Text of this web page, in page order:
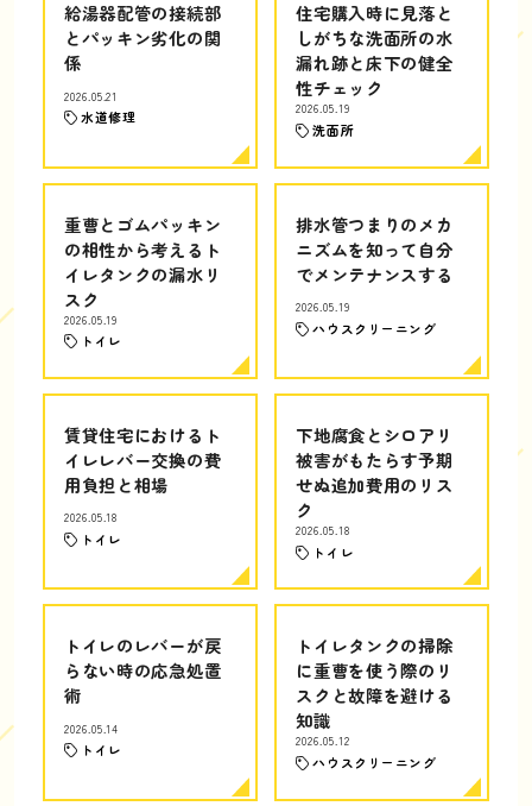
給湯器配管の接続部
とパッキン劣化の関
係
2026.05.21
水道修理
住宅購入時に見落と
しがちな洗面所の水
漏れ跡と床下の健全
性チェック
2026.05.19
洗面所
重曹とゴムパッキン
の相性から考えるト
イレタンクの漏水リ
スク
2026.05.19
トイレ
排水管つまりのメカ
ニズムを知って自分
でメンテナンスする
2026.05.19
ハウスクリーニング
賃貸住宅におけるト
イレレバー交換の費
用負担と相場
2026.05.18
トイレ
下地腐食とシロアリ
被害がもたらす予期
せぬ追加費用のリス
ク
2026.05.18
トイレ
トイレのレバーが戻
らない時の応急処置
術
2026.05.14
トイレ
トイレタンクの掃除
に重曹を使う際のリ
スクと故障を避ける
知識
2026.05.12
ハウスクリーニング